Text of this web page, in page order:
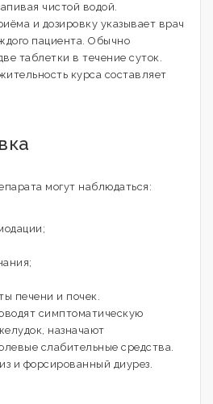
чистой водой.
и дозировку указывает врач
пациента. Обычно
таблетки в течение суток.
курса составляет
могут наблюдаться:
печени и почек.
симптоматическую
назначают
слабительные средства.
и форсированный диурез.